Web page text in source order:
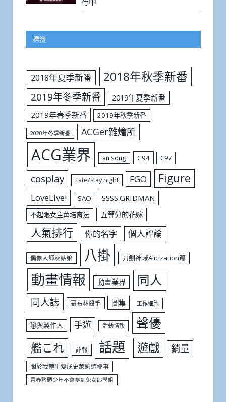
標籤
2018年夏季新番 2018年秋季新番
2019年冬季新番
2019年夏季新番
2019年春季新番
2019年秋季新番
2020年冬季新番 ACGer雜燴所
ACG業界 anisong C94 C97
cosplay Fate/stay night FGO Figure
LoveLive! SAO SSSS.GRIDMAN
不起眼女主角培育法 五等分的花嫁
人氣排行 你的名字 個人評論
偶像大師灰姑娘 八掛 刀劍神域Alicization篇
動畫情報 動畫業界 同人
同人誌 哥布林殺手 圖集 工作細胞
戀與製作人 手遊 活動情報 聲優
艦これ 訃報 話題 遊戲 銷量
關於我轉生變成史萊姆這檔事
青春豬頭少年不會夢到兔女郎學姐